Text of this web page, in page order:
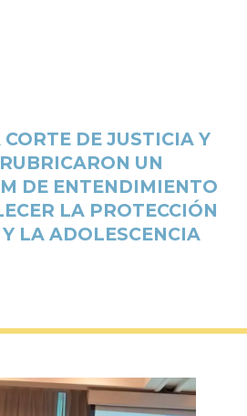
DE JUSTICIA Y
UN
DE ENTENDIMIENTO
LA PROTECCIÓN
LA ADOLESCENCIA